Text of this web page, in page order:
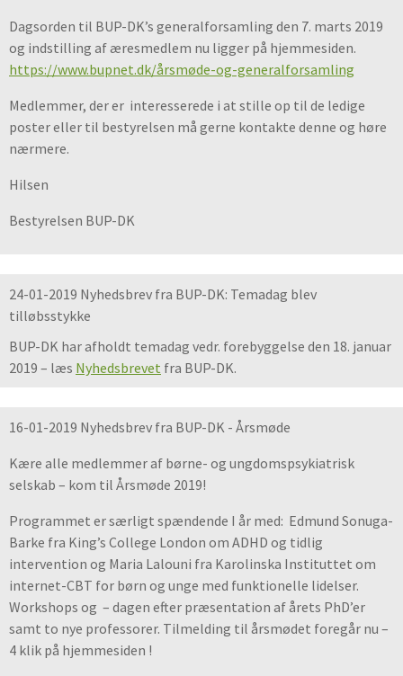
Dagsorden til BUP-DK’s generalforsamling den 7. marts 2019
og indstilling af æresmedlem nu ligger på hjemmesiden.
https://www.bupnet.dk/årsmøde-og-generalforsamling
Medlemmer, der er interesserede i at stille op til de ledige
poster eller til bestyrelsen må gerne kontakte denne og høre
nærmere.
Hilsen
Bestyrelsen BUP-DK
24-01-2019 Nyhedsbrev fra BUP-DK: Temadag blev
tilløbsstykke
BUP-DK har afholdt temadag vedr. forebyggelse den 18. januar
2019 – læs Nyhedsbrevet fra BUP-DK.
16-01-2019 Nyhedsbrev fra BUP-DK - Årsmøde
Kære alle medlemmer af børne- og ungdomspsykiatrisk
selskab – kom til Årsmøde 2019!
Programmet er særligt spændende I år med: Edmund Sonuga-
Barke fra King’s College London om ADHD og tidlig
intervention og Maria Lalouni fra Karolinska Instituttet om
internet-CBT for børn og unge med funktionelle lidelser.
Workshops og – dagen efter præsentation af årets PhD’er
samt to nye professorer. Tilmelding til årsmødet foregår nu –
4 klik på hjemmesiden !